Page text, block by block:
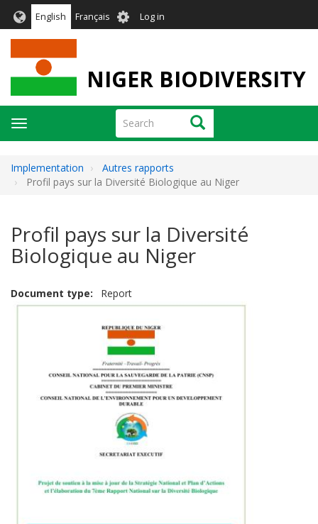
English Français User
account
Log in
NIGER BIODIVERSITY
Search Search
Toggle
navigation
Implementation
Autres rapports
Profil pays sur la Diversité Biologique au Niger
Profil pays sur la Diversité
Biologique au Niger
Document type Report